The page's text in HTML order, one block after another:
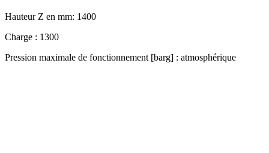
Hauteur Z en mm: 1400
Charge : 1300
Pression maximale de fonctionnement [barg] : atmosphérique